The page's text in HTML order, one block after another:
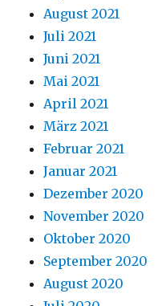
August 2021
Juli 2021
Juni 2021
Mai 2021
April 2021
März 2021
Februar 2021
Januar 2021
Dezember 2020
November 2020
Oktober 2020
September 2020
August 2020